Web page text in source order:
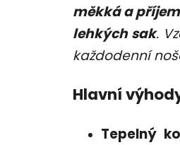
měkká a
lehkých sak.
každodenní
Hlavní
Tepelný